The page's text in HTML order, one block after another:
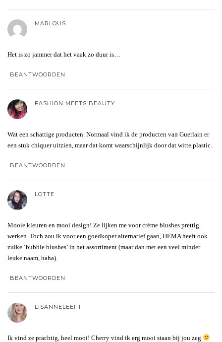
MARLOUS
Het is zo jammer dat het vaak zo duur is…
BEANTWOORDEN
FASHION MEETS BEAUTY
Wat een schattige producten. Normaal vind ik de producten van Guerlain er
een stuk chiquer uitzien, maar dat komt waarschijnlijk door dat witte plastic..
BEANTWOORDEN
LOTTE
Mooie kleuren en mooi design! Ze lijken me voor crème blushes prettig
werken. Toch zou ik voor een goedkoper alternatief gaan, HEMA heeft ook
zulke ‘bubble blushes’ in het assortiment (maar dan met een veel minder
leuke naam, haha).
BEANTWOORDEN
LISANNELEEFT
Ik vind ze prachtig, heel mooi! Cherry vind ik erg mooi staan bij jou zeg